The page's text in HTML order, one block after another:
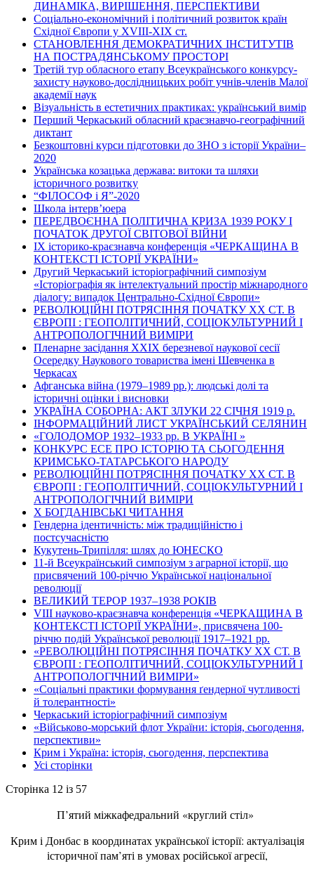
ДИНАМІКА, ВИРІШЕННЯ, ПЕРСПЕКТИВИ
Соціально-економічний і політичний розвиток країн
Східної Європи у ХVІІІ-ХІХ ст.
СТАНОВЛЕННЯ ДЕМОКРАТИЧНИХ ІНСТИТУТІВ
НА ПОСТРАДЯНСЬКОМУ ПРОСТОРІ
Третій тур обласного етапу Всеукраїнського конкурсу-
захисту науково-дослідницьких робіт учнів-членів Малої
академії наук
Візуальність в естетичних практиках: український вимір
Перший Черкаський обласний краєзнавчо-географічний
диктант
Безкоштовні курси підготовки до ЗНО з історії України–
2020
Українська козацька держава: витоки та шляхи
історичного розвитку
“ФІЛОСОФ і Я”-2020
Школа інтерв’юера
ПЕРЕДВОЄННА ПОЛІТИЧНА КРИЗА 1939 РОКУ І
ПОЧАТОК ДРУГОЇ СВІТОВОЇ ВІЙНИ
ІХ історико-краєзнавча конференція «ЧЕРКАЩИНА В
КОНТЕКСТІ ІСТОРІЇ УКРАЇНИ»
Другий Черкаський історіографічний симпозіум
«Історіографія як інтелектуальний простір міжнародного
діалогу: випадок Центрально-Східної Європи»
РЕВОЛЮЦІЙНІ ПОТРЯСІННЯ ПОЧАТКУ ХХ СТ. В
ЄВРОПІ : ГЕОПОЛІТИЧНИЙ, СОЦІОКУЛЬТУРНИЙ І
АНТРОПОЛОГІЧНИЙ ВИМІРИ
Пленарне засідання ХХІХ березневої наукової сесії
Осередку Наукового товариства імені Шевченка в
Черкасах
Афганська війна (1979–1989 рр.): людські долі та
історичні оцінки і висновки
УКРАЇНА СОБОРНА: АКТ ЗЛУКИ 22 СІЧНЯ 1919 р.
ІНФОРМАЦІЙНИЙ ЛИСТ УКРАЇНСЬКИЙ СЕЛЯНИН
«ГОЛОДОМОР 1932–1933 рр. В УКРАЇНІ »
КОНКУРС ЕСЕ ПРО ІСТОРІЮ ТА СЬОГОДЕННЯ
КРИМСЬКО-ТАТАРСЬКОГО НАРОДУ
РЕВОЛЮЦІЙНІ ПОТРЯСІННЯ ПОЧАТКУ ХХ СТ. В
ЄВРОПІ : ГЕОПОЛІТИЧНИЙ, СОЦІОКУЛЬТУРНИЙ І
АНТРОПОЛОГІЧНИЙ ВИМІРИ
Х БОГДАНІВСЬКІ ЧИТАННЯ
Гендерна ідентичність: між традиційністю і
постсучасністю
Кукутень-Трипілля: шлях до ЮНЕСКО
11-й Всеукраїнський симпозіум з аграрної історії, що
присвячений 100-річчю Української національної
революції
ВЕЛИКИЙ ТЕРОР 1937–1938 РОКІВ
VІІІ науково-краєзнавча конференція «ЧЕРКАЩИНА В
КОНТЕКСТІ ІСТОРІЇ УКРАЇНИ», присвячена 100-
річчю подій Української революції 1917–1921 рр.
«РЕВОЛЮЦІЙНІ ПОТРЯСІННЯ ПОЧАТКУ ХХ СТ. В
ЄВРОПІ : ГЕОПОЛІТИЧНИЙ, СОЦІОКУЛЬТУРНИЙ І
АНТРОПОЛОГІЧНИЙ ВИМІРИ»
«Соціальні практики формування ґендерної чутливості
й толерантності»
Черкаський історіографічний симпозіум
«Військово-морський флот України: історія, сьогодення,
перспективи»
Крим і Україна: історія, сьогодення, перспектива
Усі сторінки
Сторінка 12 із 57
П’ятий міжкафедральний «круглий стіл»
Крим і Донбас в координатах української історії: актуалізація
історичної пам’яті в умовах російської агресії,